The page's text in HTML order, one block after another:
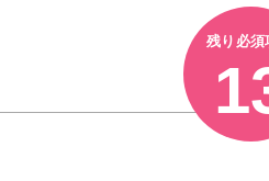
残り必須